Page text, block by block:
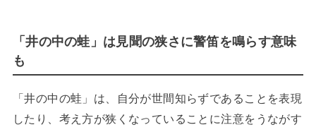
「井の中の蛙」は見聞の狭さに警笛を鳴らす意味
も
「井の中の蛙」は、自分が世間知らずであることを表現
したり、考え方が狭くなっていることに注意をうながす